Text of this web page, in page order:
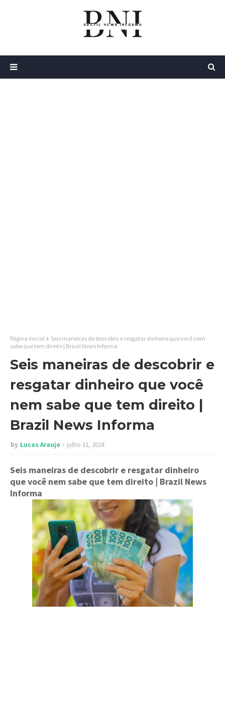
Página inicial
Seis maneiras de descobrir e resgatar dinheiro que você nem
sabe que tem direito | Brazil News Informa
Seis maneiras de descobrir e
resgatar dinheiro que você
nem sabe que tem direito |
Brazil News Informa
by Lucas Araujo julho 11, 2024
Seis maneiras de descobrir e resgatar dinheiro
que você nem sabe que tem direito | Brazil News
Informa